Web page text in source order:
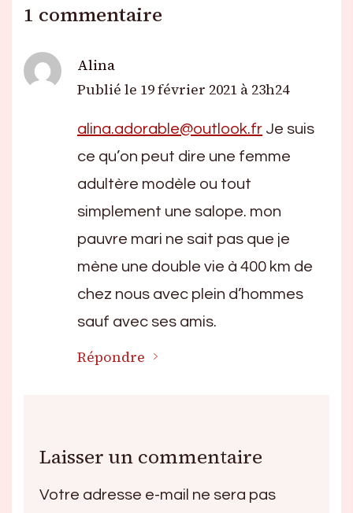
1 commentaire
Alina
Publié le 19 février 2021 à 23h24
alina.adorable@outlook.fr Je suis
ce qu’on peut dire une femme
adultère modèle ou tout
simplement une salope. mon
pauvre mari ne sait pas que je
mène une double vie à 400 km de
chez nous avec plein d’hommes
sauf avec ses amis.
Répondre
Laisser un commentaire
Votre adresse e-mail ne sera pas